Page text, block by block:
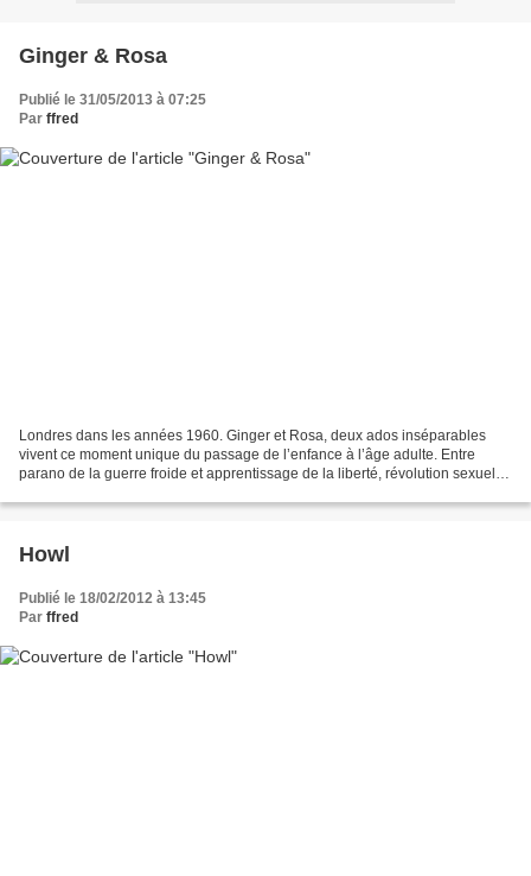
Ginger & Rosa
Publié le 31/05/2013 à 07:25
Par ffred
Londres dans les années 1960. Ginger et Rosa, deux ados inséparables
vivent ce moment unique du passage de l’enfance à l’âge adulte. Entre
parano de la guerre froide et apprentissage de la liberté, révolution sexuelle
Howl
Publié le 18/02/2012 à 13:45
Par ffred